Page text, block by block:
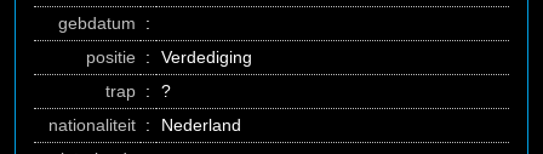
gebdatum
:
positie :
Verdediging
trap :
?
nationaliteit :
Nederland